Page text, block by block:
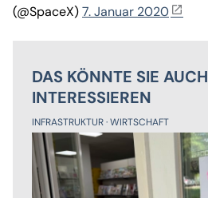
(@SpaceX)7. Januar 2020
DAS KÖNNTE SIE AUCH
INTERESSIEREN
INFRASTRUKTUR WIRTSCHAFT